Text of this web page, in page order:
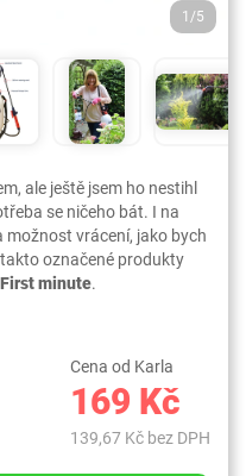
1/5
ale ještě jsem ho nestihl
se ničeho bát. I na
vrácení, jako bych
označené produkty
First minute.
Cena od Karla
169 Kč
139,67 Kč bez DPH